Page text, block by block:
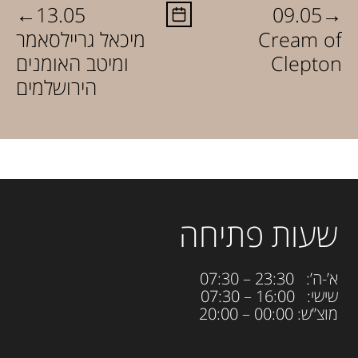
← 13.05
מיכאל גריילסאמר
ומיטב האומנים
הירושלמים
09.05→
Cream of
Clepton
שעות פתיחה
א’-ה’: 23:30 – 07:30
שישי: 16:00 – 07:30
מוצ”ש: 00:00 – 20:00